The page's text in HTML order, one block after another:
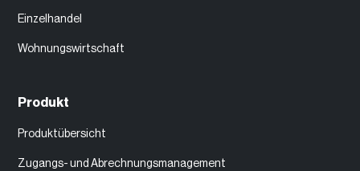
Einzelhandel
Wohnungswirtschaft
Produkt
Produktübersicht
Zugangs- und Abrechnungsmanagement